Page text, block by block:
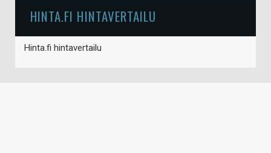
HINTA.FI HINTAVERTAILU
Hinta.fi hintavertailu